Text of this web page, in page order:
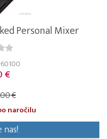
Personal Mixer
€
€
naročilu